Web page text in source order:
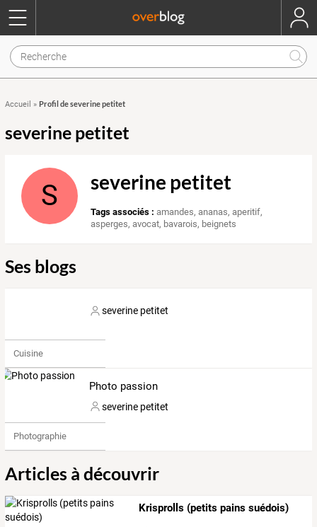
Accueil » Profil de severine petitet
severine petitet
S severine petitet
Tags associés : amandes,ananas,aperitif,
asperges,avocat, bavarois, beignets
Ses blogs
severine petitet
Cuisine
Photo passion
severine petitet
Photographie
Articles à découvrir
Krisprolls (petits pains suédois)